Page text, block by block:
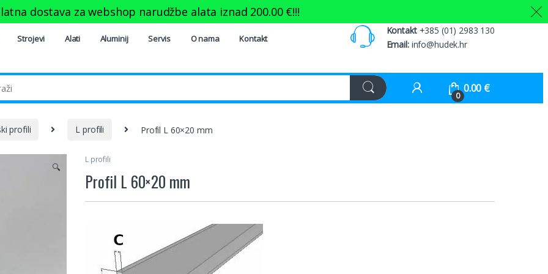
Strojevi Alati Aluminij Servis O nama Kontakt
Kontakt+385 (01) 2983 130
Email:info@hudek.hr
0
0.00 €
profili L profili Profil L 60×20 mm
🔍
L profili
Profil L 60×20 mm
dostava za webshop narudžbe alata iznad 200.00 €!!!